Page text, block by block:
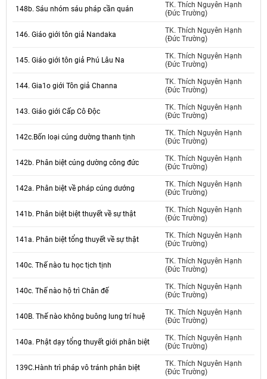
148b. Sáu nhóm sáu pháp cần quán
TK. Thích Nguyên Hạnh
(Đức Trường)
146. Giáo giới tôn giả Nandaka
TK. Thích Nguyên Hạnh
(Đức Trường)
145. Giáo giới tôn giả Phú Lâu Na
TK. Thích Nguyên Hạnh
(Đức Trường)
144. Gia1o giới Tôn giả Channa
TK. Thích Nguyên Hạnh
(Đức Trường)
143. Giáo giới Cấp Cô Độc
TK. Thích Nguyên Hạnh
(Đức Trường)
142c.Bốn loại cúng dường thanh tịnh
TK. Thích Nguyên Hạnh
(Đức Trường)
142b. Phân biệt cúng dường công đức
TK. Thích Nguyên Hạnh
(Đức Trường)
142a. Phân biệt về pháp cúng dướng
TK. Thích Nguyên Hạnh
(Đức Trường)
141b. Phân biệt biệt thuyết về sự thật
TK. Thích Nguyên Hạnh
(Đức Trường)
141a. Phân biệt tổng thuyết về sự thật
TK. Thích Nguyên Hạnh
(Đức Trường)
140c. Thế nào tu học tịch tịnh
TK. Thích Nguyên Hạnh
(Đức Trường)
140c. Thế nào hộ trì Chân đế
TK. Thích Nguyên Hạnh
(Đức Trường)
140B. Thế nào không buông lung trí huệ
TK. Thích Nguyên Hạnh
(Đức Trường)
140a. Phật dạy tổng thuyết giới phân biệt
TK. Thích Nguyên Hạnh
(Đức Trường)
139C.Hành trì pháp vô tránh phân biệt
TK. Thích Nguyên Hạnh
(Đức Trường)